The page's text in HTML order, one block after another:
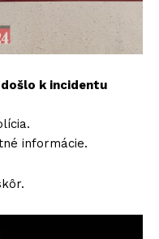
k incidentu
informácie.